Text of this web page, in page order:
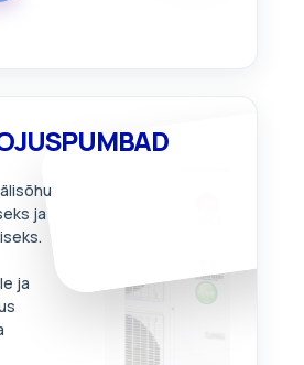
ja
ja